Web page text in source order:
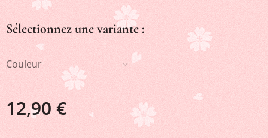
Sélectionnez une variante :
Couleur
12,90€